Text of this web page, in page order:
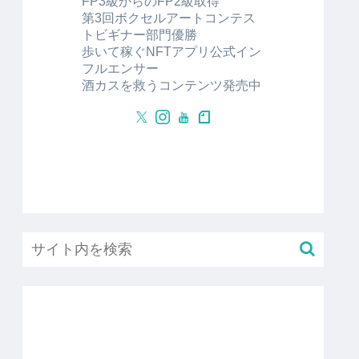
第3回ボクセルアートコンテス
トビギナー部門優勝
歩いて稼ぐNFTアプリ公式イン
フルエンサー
酒カスを救うコンテンツ発売中